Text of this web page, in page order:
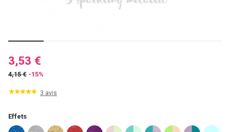
3,53 €
4,15 € -15%
3 avis
Effets